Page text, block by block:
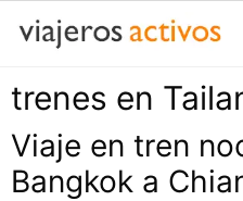
Saltar
contenido
trenes en
Viaje en tren
Bangkok a